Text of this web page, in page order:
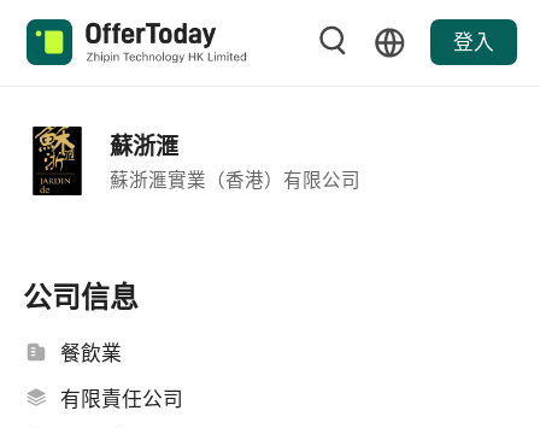
登入
蘇浙滙
蘇浙滙實業（香港）有限公司
公司信息
餐飲業
有限責任公司